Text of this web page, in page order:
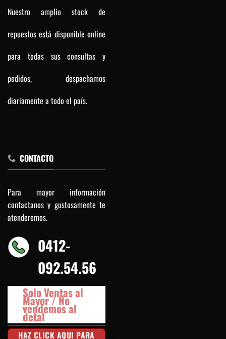
Nuestro amplio stock de
repuestos está disponible online
para todas sus consultas y
pedidos, despachamos
diariamente a todo el país.
CONTACTO
Para mayor información
contactanos y gustosamente te
atenderemos.
0412-
092.54.56
Solo Ventas al
Mayor / No
vendemos al
detal
HAZ CLICK AQUI PARA